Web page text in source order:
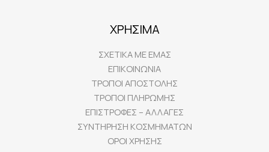
ΧΡΗΣΙΜΑ
ΣΧΕΤΙΚΑ ΜΕ ΕΜΑΣ
ΕΠΙΚΟΙΝΩΝΙΑ
ΤΡΟΠΟΙ ΑΠΟΣΤΟΛΗΣ
ΤΡΟΠΟΙ ΠΛΗΡΩΜΗΣ
ΕΠΙΣΤΡΟΦΕΣ – ΑΛΛΑΓΕΣ
ΣΥΝΤΗΡΗΣΗ ΚΟΣΜΗΜΑΤΩΝ
ΟΡΟΙ ΧΡΗΣΗΣ